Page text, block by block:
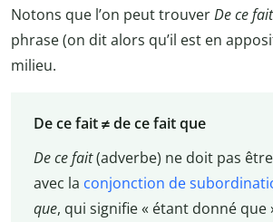
Notons que l’on peut trouverDe ce fait
phrase (on dit alors qu’il est en
milieu.
De ce fait ≠ de ce fait que
De ce fait(adverbe) ne doit pas
avec la conjonction de
que, qui signifie « étant donné que